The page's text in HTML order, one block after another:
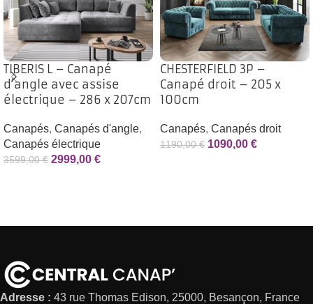
TIBERIS L – Canapé
d’angle avec assise
électrique – 286 x 207cm
Canapés, Canapés d'angle,
Canapés électrique
3599,00€ 2999,00 €
CHESTERFIELD 3P –
Canapé droit – 205 x
100cm
Canapés, Canapés droit
1190,00€ 1090,00 €
Adresse : 43 rue Thomas Edison, 25000, Besançon, France